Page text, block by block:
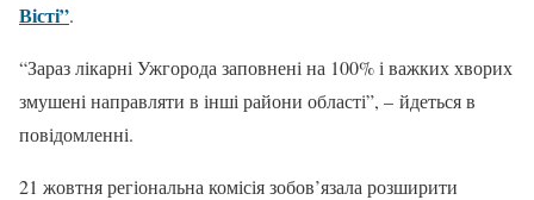
Вісті”.
“Зараз лікарні Ужгорода заповнені на 100% і важких хворих
змушені направляти в інші райони області”, – йдеться в
повідомленні.
21 жовтня регіональна комісія зобов’язала розширити